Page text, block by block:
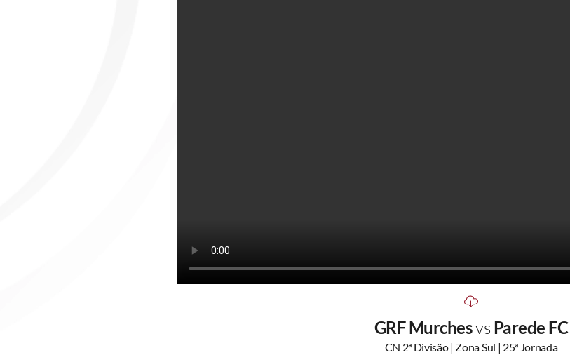
GRF Murchesvs Parede FC
CN 2ª Divisão | Zona Sul | 25ª Jornada